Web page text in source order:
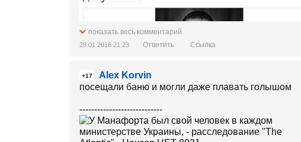
показать весь комментарий
28.01.2018 21:23 Ответить Ссылка
+17
Alex Korvin
посещали баню и могли даже плавать голышом
----------------------------